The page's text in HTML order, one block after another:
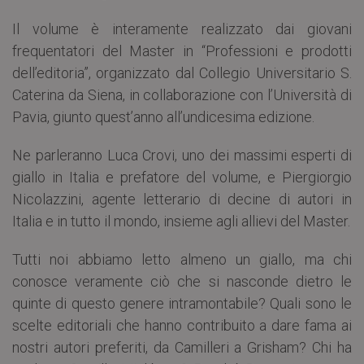
Il volume è interamente realizzato dai giovani
frequentatori del Master in “Professioni e prodotti
dell’editoria”, organizzato dal Collegio Universitario S.
Caterina da Siena, in collaborazione con l’Università di
Pavia, giunto quest’anno all’undicesima edizione.
Ne parleranno Luca Crovi, uno dei massimi esperti di
giallo in Italia e prefatore del volume, e Piergiorgio
Nicolazzini, agente letterario di decine di autori in
Italia e in tutto il mondo, insieme agli allievi del Master.
Tutti noi abbiamo letto almeno un giallo, ma chi
conosce veramente ciò che si nasconde dietro le
quinte di questo genere intramontabile? Quali sono le
scelte editoriali che hanno contribuito a dare fama ai
nostri autori preferiti, da Camilleri a Grisham? Chi ha